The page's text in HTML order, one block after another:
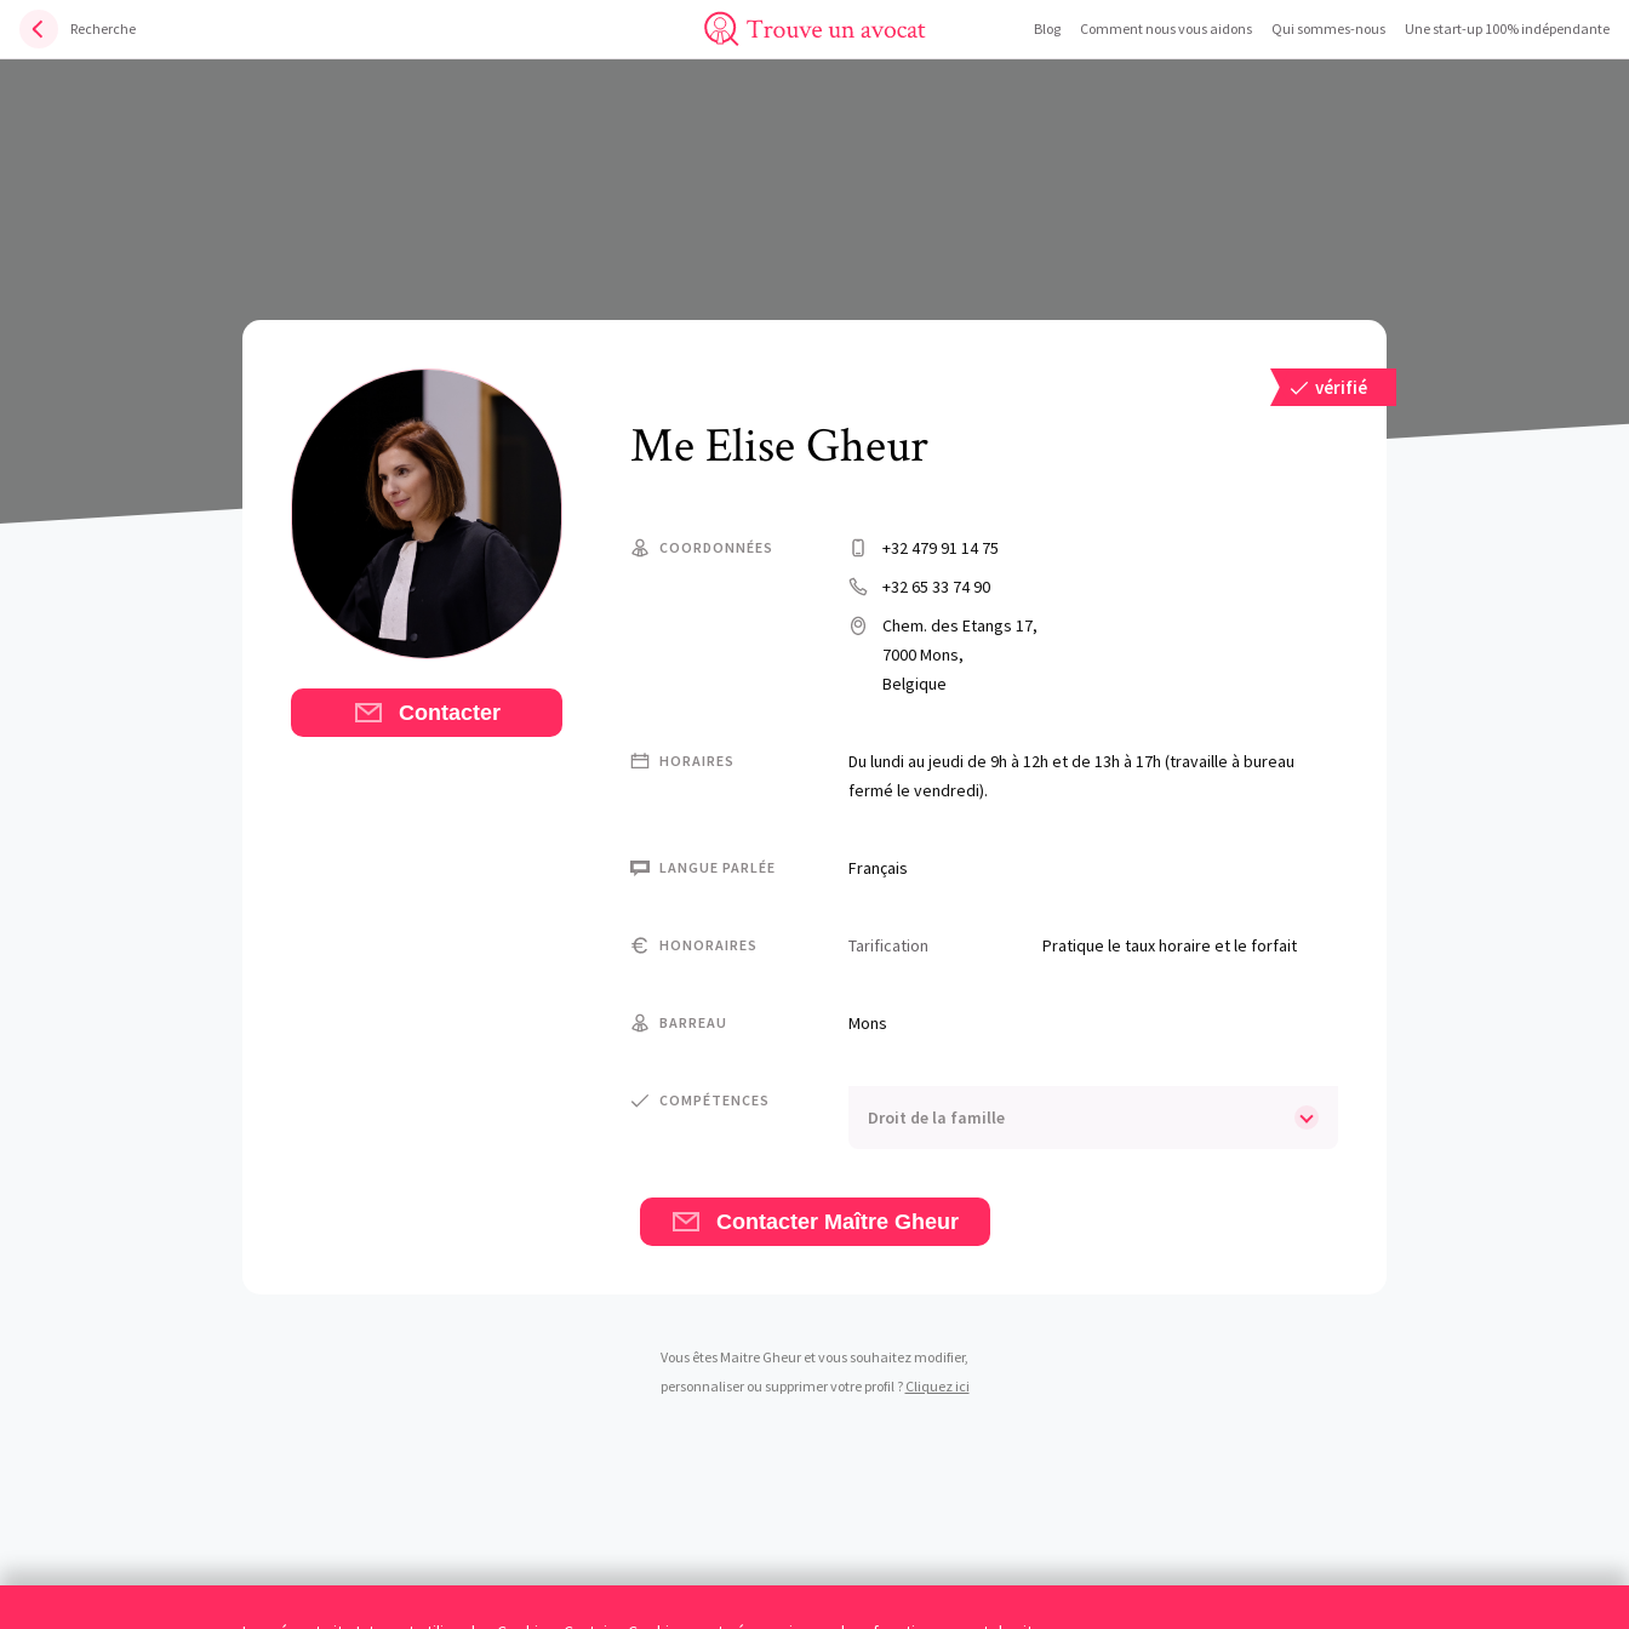
Recherche
Trouve un avocat
Blog Comment nous vous aidons Qui sommes-nous Une start-up 100% indépendante
Me Elise Gheur
vérifié
COORDONNÉES
+32 479 91 14 75
+32 65 33 74 90
Chem. des Etangs 17,
7000 Mons,
Belgique
HORAIRES
Du lundi au jeudi de 9h à 12h et de 13h à 17h (travaille à bureau
fermé le vendredi).
LANGUE PARLÉE Français
HONORAIRES Tarification Pratique le taux horaire et le forfait
BARREAU Mons
COMPÉTENCES
Droit de la famille
Contacter
Contacter Maître Gheur
Vous êtes Maitre Gheur et vous souhaitez modifier,
personnaliser ou supprimer votre profil ? Cliquez ici